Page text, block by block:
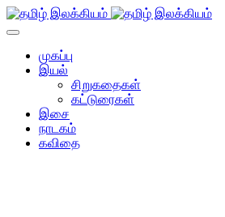
முகப்பு
இயல்
சிறுகதைகள்
கட்டுரைகள்
இசை
நாடகம்
கவிதை